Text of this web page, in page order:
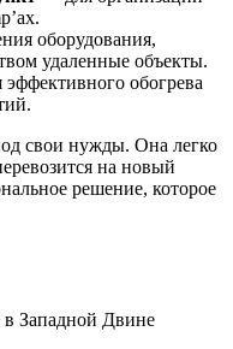
оборудования,
удаленные объекты.
обогрева
свои нужды. Она легко
на новый
решение, которое